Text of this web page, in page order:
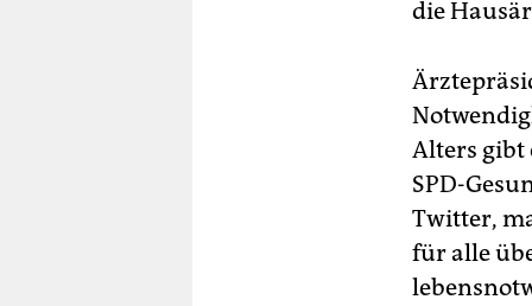
die
Alters gibt
SPD-
Twitter,
für alle